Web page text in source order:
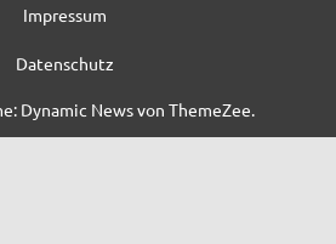
Impressum
Datenschutz
Dynamic News von ThemeZee.